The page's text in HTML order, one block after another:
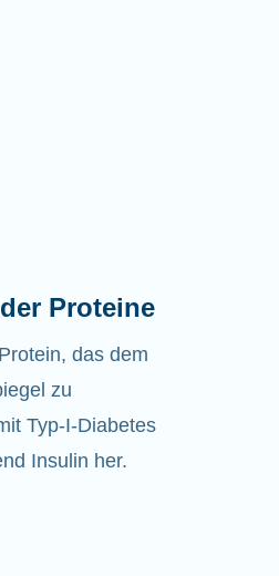
Proteine
das dem
zu
Typ-I-Diabetes
Insulin her.